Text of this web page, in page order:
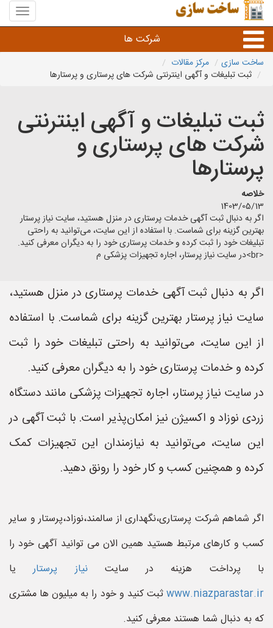
منوی
سایت
سازی
شرکت ها
راه سازی و ساختمان سازی
خدمات عمرانی و شهری
سایر خدمات عمرانی
ساخت سازی
مرکز مقالات
ثبت تبلیغات و آگهی اینترنتی شرکت های پرستاری و پرستارها
ثبت تبلیغات و آگهی اینترنتی
شرکت های پرستاری و
پرستارها
خلاصه
1403/05/13
اگر به دنبال ثبت آگهی خدمات پرستاری در منزل هستید، سایت نیاز پرستار
بهترین گزینه برای شماست. با استفاده از این سایت، می‌توانید به راحتی
تبلیغات خود را ثبت کرده و خدمات پرستاری خود را به دیگران معرفی کنید.
<br>در سایت نیاز پرستار، اجاره تجهیزات پزشکی م
اگر به دنبال ثبت آگهی خدمات پرستاری در منزل هستید،
سایت نیاز پرستار بهترین گزینه برای شماست. با استفاده
از این سایت، می‌توانید به راحتی تبلیغات خود را ثبت
کرده و خدمات پرستاری خود را به دیگران معرفی کنید.
در سایت نیاز پرستار، اجاره تجهیزات پزشکی مانند دستگاه
زردی نوزاد و اکسیژن نیز امکان‌پذیر است. با ثبت آگهی در
این سایت، می‌توانید به نیازمندان این تجهیزات کمک
کرده و همچنین کسب و کار خود را رونق دهید.
اگر شماهم شرکت پرستاری،نگهداری از سالمند،نوزاد،پرستار و سایر
کسب و کارهای مرتبط هستید همین الان می توانید آگهی خود را
با پرداخت هزینه در سایتنیاز پرستاریا
www.niazparastar.irثبت کنید و خود را به میلیون ها مشتری
که به دنبال شما هستند معرفی کنید.